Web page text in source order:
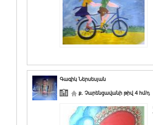
Գագիկ Ներսեսյան
ք. Չարենցավանի թիվ 4 հմ/դ